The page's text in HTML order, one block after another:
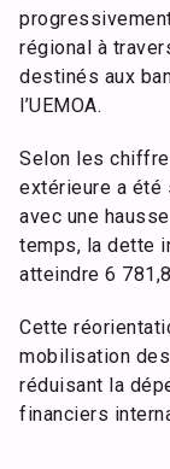
régional à
destinés aux
l’UEMOA.
Selon les
extérieure a été
avec une
temps, la dette
atteindre 6
Cette
mobilisation
réduisant la
financiers